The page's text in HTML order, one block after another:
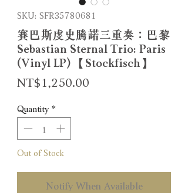
SKU: SFR35780681
賽巴斯虔史騰諾三重奏：巴黎
Sebastian Sternal Trio: Paris
(Vinyl LP) 【Stockfisch】
NT$1,250.00
Quantity *
Out of Stock
Notify When Available